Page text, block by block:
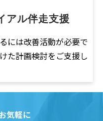
アル伴走支援
には改善活動が必要で
た計画検討をご支援し
気軽に